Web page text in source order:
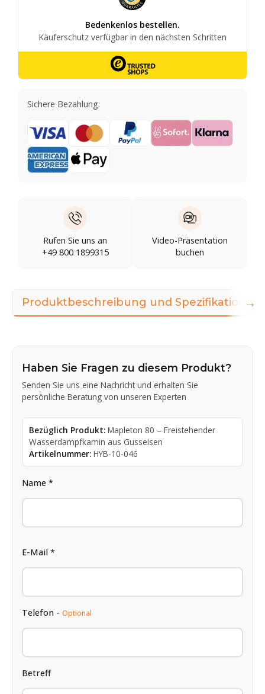
Sichere Bezahlung:
Rufen Sie uns an
+49 800 1899315
Video-Präsentation
buchen
Produktbeschreibung und Spezifikationen
Haben Sie Fragen zu diesem Produkt?
Senden Sie uns eine Nachricht und erhalten Sie
persönliche Beratung von unseren Experten
Bezüglich Produkt: Mapleton 80 – Freistehender
Wasserdampfkamin aus Gusseisen
Artikelnummer: HYB-10-046
Name *
E-Mail *
Telefon - Optional
Betreff
→